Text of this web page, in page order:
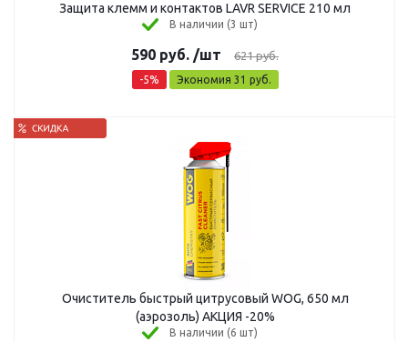
Защита клемм и контактов LAVR SERVICE 210 мл
В наличии (3 шт)
590 руб. /шт 621руб.
-5% Экономия 31 руб.
Очиститель быстрый цитрусовый WOG, 650 мл
(аэрозоль) АКЦИЯ -20%
В наличии (6 шт)